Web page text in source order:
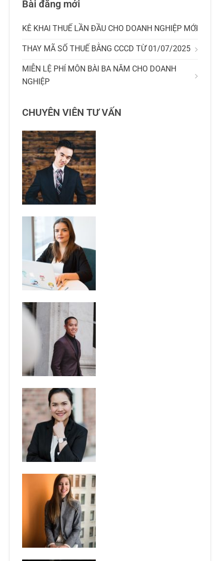
Bài đăng mới
KÊ KHAI THUẾ LẦN ĐẦU CHO DOANH NGHIỆP MỚI
THAY MÃ SỐ THUẾ BẰNG CCCD TỪ 01/07/2025
MIỄN LỆ PHÍ MÔN BÀI BA NĂM CHO DOANH
NGHIỆP
CHUYÊN VIÊN TƯ VẤN